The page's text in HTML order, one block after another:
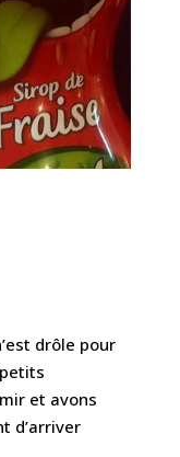
drôle pour
et avons
d’arriver